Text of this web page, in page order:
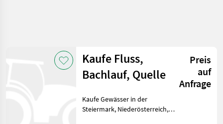
Kaufe Fluss,
Bachlauf, Quelle
Preis
auf
Anfrage
Kaufe Gewässer in der
Steiermark, Niederösterreich,